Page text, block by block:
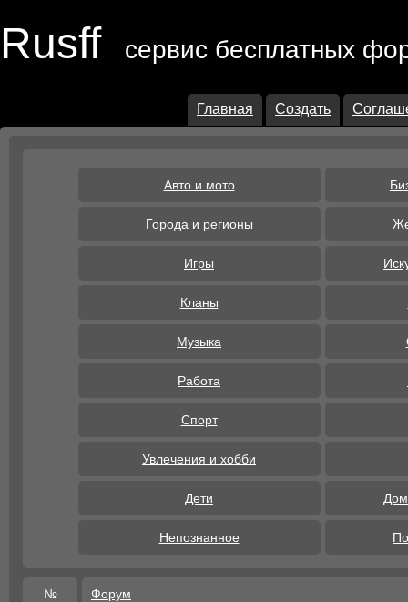
Rusff сервис бесплатных
Главная Создать
Авто и мото
Города и регионы
Игры
Кланы
Музыка
Работа
Спорт
Увлечения и хобби
Дети
Непознанное
№ Форум